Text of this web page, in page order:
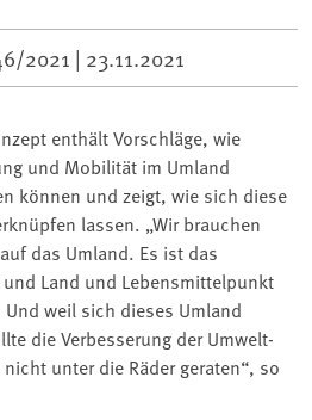
2021 | 23.11.2021
enthält Vorschläge, wie
und Mobilität im Umland
können und zeigt, wie sich diese
lassen. „Wir brauchen
das Umland. Es ist das
Land und Lebensmittelpunkt
weil sich dieses Umland
die Verbesserung der Umwelt-
unter die Räder geraten“, so